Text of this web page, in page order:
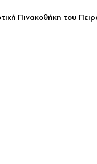
Πινακοθήκη του